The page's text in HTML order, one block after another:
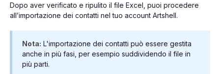
Dopo aver verificato e ripulito il file Excel, puoi procedere
all’importazione dei contatti nel tuo account Artshell.
Nota: L'importazione dei contatti può essere gestita
anche in più fasi, per esempio suddividendo il file in
più parti.